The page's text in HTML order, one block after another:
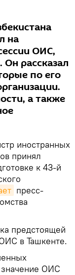
на
ОИС,
рассказал
по его
а также
иностранных
принял
к 43-й
пресс-
предстоящей
в Ташкенте.
значение ОИС